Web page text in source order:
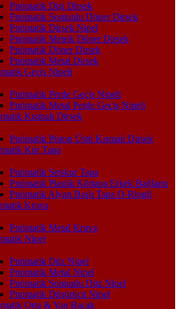
Pnömatik Dişi Dirsek
Pnömatik Somunlu Döner Dirsek
Pnömatik Dirsek Nipel
Pnömatik Metrik Döner Dirsek
Pnömatik Döner Dirsek
Pnömatik Metal Dirsek
Geçiş Nipeli
Pnömatik Perde Geçiş Nipeli
Pnömatik Metal Perde Geçiş Nipeli
Kısmalı Dirsek
Pnömatik Piston Üstü Kısmalı Dirsek
Kör Tapa
Pnömatik Setskur Tapa
Pnömatik Plastik Körtapa Erkek Bağlantı
Pnömatik Alyan Başlı Tapa O-Ringli
Kruva
Pnömatik Metal Kruva
Nipel
Pnömatik Düz Nipel
Pnömatik Metal Nipel
Pnömatik Somunlu Düz Nipel
Pnömatik Düşürücü Nipel
Orta & Yan Bacak